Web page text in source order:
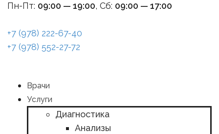
Пн-Пт: 09:00 — 19:00, Сб: 09:00 — 17:00
+7 (978) 222-67-40
+7 (978) 552-27-72
Врачи
Услуги
Диагностика
Анализы